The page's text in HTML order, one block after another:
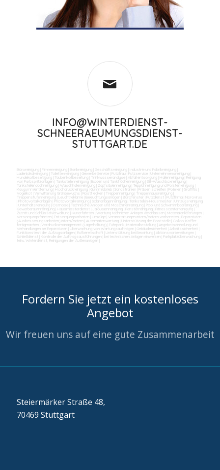
INFO@WINTERDIENST-
SCHNEERAEUMUNGSDIENST-
STUTTGART.DE
Büroreinigung| Firmenreinigung| Bankreinigung| Geschäftsreinigung| Industrie und Fabrikreinigung|
Ladenlokalreinigung| Toilettenreinigung| Gewerbe Service| Putzfrau| Putzservice| Unternehmensreinigung|
Hundekotbeseitigung| Taubenkotbeseitung| Trinkwasseranalyse| Abfall entsorgung| Hallenreinigung| Reinigung
von Farbspritzanlagen
Tankstellenreinigung| Boden und Tankflächenreinigung| SB-Waschboxreinigung|
Tankstellendachreinigung| Waschhallenreinigung| Zapfsäulenreinigung| Teppichreinigung und Polsterreinigung|
Kaugummientfernung| Hochdruckreinigung| Gummiabrieb| Sandstrahlen Fräsen schleifen Polieren Graffitis
Vogelkot
Verwitterung Grünbewuchs | Rostflecken Treppenreinigung| Treppenhausreinigung|
Treppenstufenreinigung| Leuchtreklame| Beleuchtungsanlagen Bürofenster Putzdienst |Putzfirma| Norovirus
Photovoltaikanlagen Photovoltaikreinigung| Solaranlagenreinigung| Tankstellen-Hausmeister
Umzugsreinigung
Unterhaltsreinigung| Osmose| Technische Anlagen und Maschinenreinigung| Pool und Schwimmbadreinigung|
Gewerberaumreinigung| Hausmeisterdienst Jalousienreinigung| Fensterreinigung| Fitnesscenterreinigung|
Zutritt und Schlüsselverwaltung| Kurierfahrten Wartung technicher Anlagen veranlassen Materialanlieferungen
Versorgungsfahrten
Entsorgungsarbeiten Umzüge| Veranstaltungen intern/extern vorbereiten
Reparaturen
(Ausbesserungsarbeiten) intern/extern
Automatenwartung| Unterstützung der Poststelle|
Collico-Koffer
fertigmachen
Vordrucksmanagement (Lagerhaltung)| Fuhrpark| Materialbestellung| Angebotseinholung und
Verhandlungen bei Reparaturen |Überwachung von Wartungsaufträgen Gebäudesicherheit Arbeitssicherheit
Funktionstest der Aufzugsanlagen
Rufbereitschaft Unterstützung bei Bewirtung| Aktionsvorbereitungen
Schließdienst Kontrolle der Auftragsausführungen bei technischen Anlagen einweisen Parkplatzüberwachung|
teilw. Winterdienst, Reinigungen der Außenanlagen
Fordern Sie jetzt ein kostenloses
Angebot
Wir freuen uns auf eine gute Zusammenarbeit
Steiermärker Straße 48,
70469 Stuttgart